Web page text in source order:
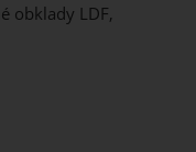
obklady LDF,